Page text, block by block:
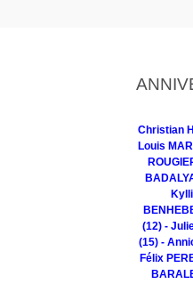
Christian
Louis
(12) -
(15) -
Félix